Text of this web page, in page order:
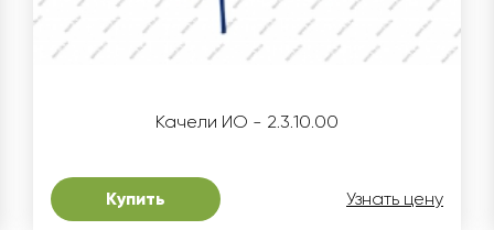
Качели ИО - 2.3.10.00
Купить Узнать цену